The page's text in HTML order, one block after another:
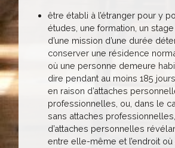
être établi à l’étranger pour y
études, une formation, un stage
d’une mission d’une durée
conserver une résidence
où une personne demeure
dire pendant au moins 185
en raison d’attaches
professionnelles, ou, dans le
sans attaches
d’attaches personnelles
entre elle-même et l’endroit